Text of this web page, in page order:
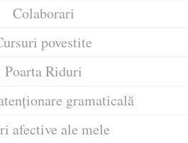
Colaborari
povestite
Poarta Riduri
gramaticală
afective ale mele